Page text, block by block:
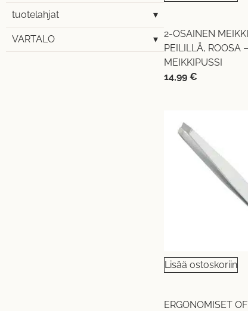
tuotelahjat ▾
VARTALO ▾ 2-OSAINEN
PEILILLÄ, ROOSA
MEIKKIPUSSI
14,99 €
Lisää ostoskoriin
ERGONOMISET